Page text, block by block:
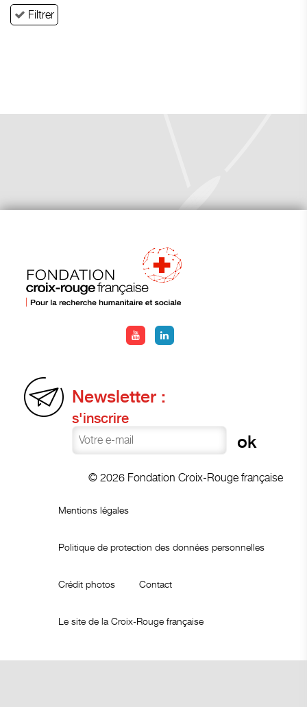
Filtrer
Newsletter :
s'inscrire
© 2026 Fondation Croix-Rouge française
Mentions légales
Politique de protection des données personnelles
Crédit photos Contact
Le site de la Croix-Rouge française